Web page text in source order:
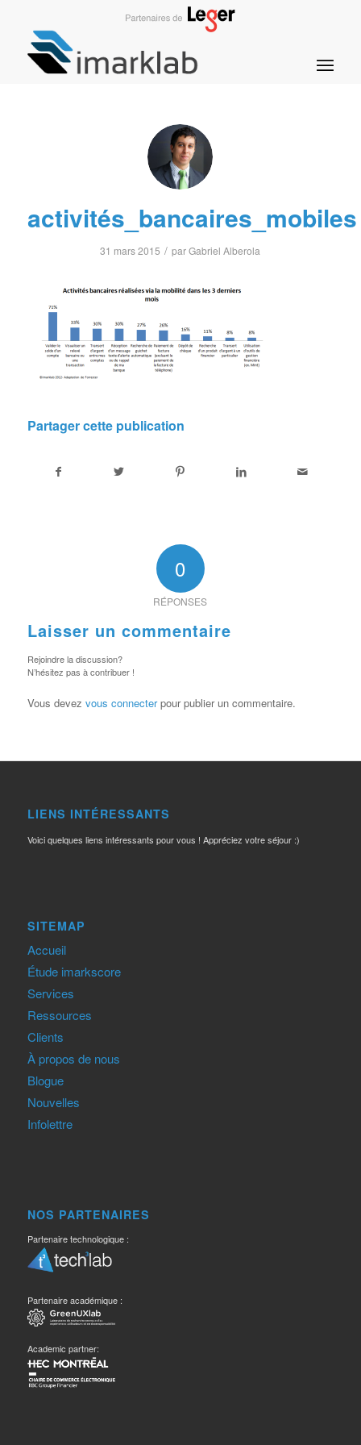
activités_bancaires_mobiles
31 mars 2015 / parGabriel Alberola
Partager cette publication
0
RÉPONSES
Laisser un commentaire
Rejoindre la discussion?
N’hésitez pas à contribuer !
Vous devez vous connecterpour publier un commentaire.
LIENS INTÉRESSANTS
Voici quelques liens intéressants pour vous ! Appréciez votre séjour :)
SITEMAP
Accueil
Étude imarkscore
Services
Ressources
Clients
À propos de nous
Blogue
Nouvelles
Infolettre
NOS PARTENAIRES
Partenaire technologique :
Partenaire académique :
Academic partner: